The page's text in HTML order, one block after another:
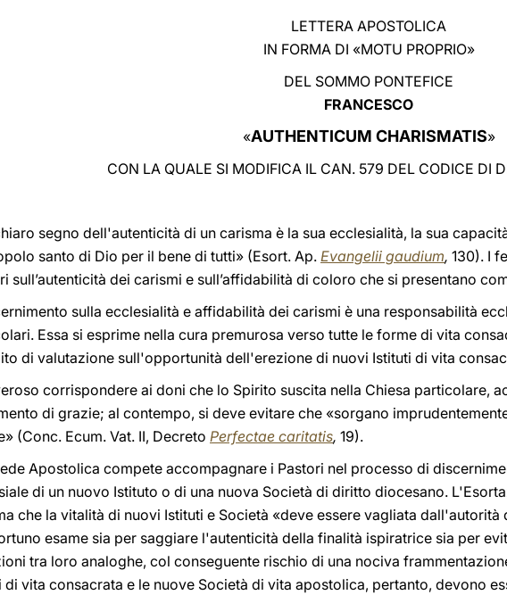
LETTERA APOSTOLICA
IN FORMA DI «MOTU PROPRIO»
DEL SOMMO PONTEFICE
FRANCESCO
«AUTHENTICUM CHARISMATIS»
CON LA QUALE SI MODIFICA IL CAN. 579 DEL CODICE DI
segno dell'autenticità di un carisma è la sua ecclesialità, la sua
santo di Dio per il bene di tutti» (Esort. Ap. Evangelii gaudium, 130). I
sull’autenticità dei carismi e sull’affidabilità di coloro che si presentano
sulla ecclesialità e affidabilità dei carismi è una responsabilità
Essa si esprime nella cura premurosa verso tutte le forme di vita
di valutazione sull'opportunità dell'erezione di nuovi Istituti di vita
corrispondere ai doni che lo Spirito suscita nella Chiesa particolare,
di grazie; al contempo, si deve evitare che «sorgano
(Conc. Ecum. Vat. II, Decreto Perfectae caritatis, 19).
Apostolica compete accompagnare i Pastori nel processo di
di un nuovo Istituto o di una nuova Società di diritto diocesano.
che la vitalità di nuovi Istituti e Società «deve essere vagliata dall'autorità
esame sia per saggiare l'autenticità della finalità ispiratrice sia per
tra loro analoghe, col conseguente rischio di una nociva
di vita consacrata e le nuove Società di vita apostolica, pertanto, devono